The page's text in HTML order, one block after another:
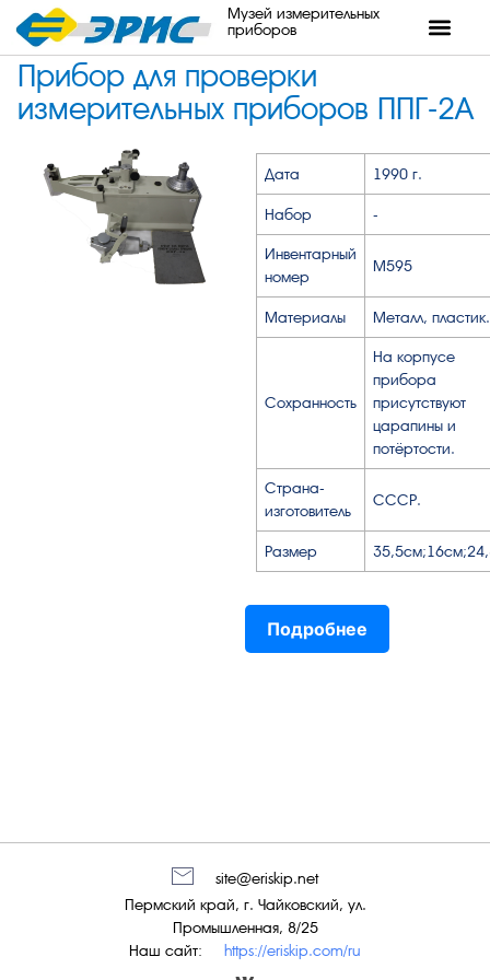
Музей измерительных
приборов
Прибор для проверки
измерительных приборов ППГ-2А
Дата 1990 г.
Набор -
Инвентарный
номер
М595
Материалы Металл, пластик.
Сохранность
На корпусе
прибора
присутствуют
царапины и
потёртости.
Страна-
изготовитель
СССР.
Размер
Подробнее
Наш сайт: https://eriskip.com/ru
Пермский край, г. Чайковский, ул.
Промышленная, 8/25
site@eriskip.net